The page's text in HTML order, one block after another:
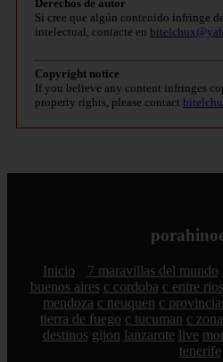
Derechos de autor
Si cree que algún contenido infringe
intelectual, contacte en
Copyright notice
If you believe any content infringes
property rights, please contact
Inicio 7 maravillas del mundo
buenos aires c cordoba c entre rios
mendoza c neuquen c
tierra de fuego c tucuman c
destinos gijon lanzarote live
tenerife